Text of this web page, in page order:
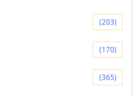
(203)
(170)
(365)